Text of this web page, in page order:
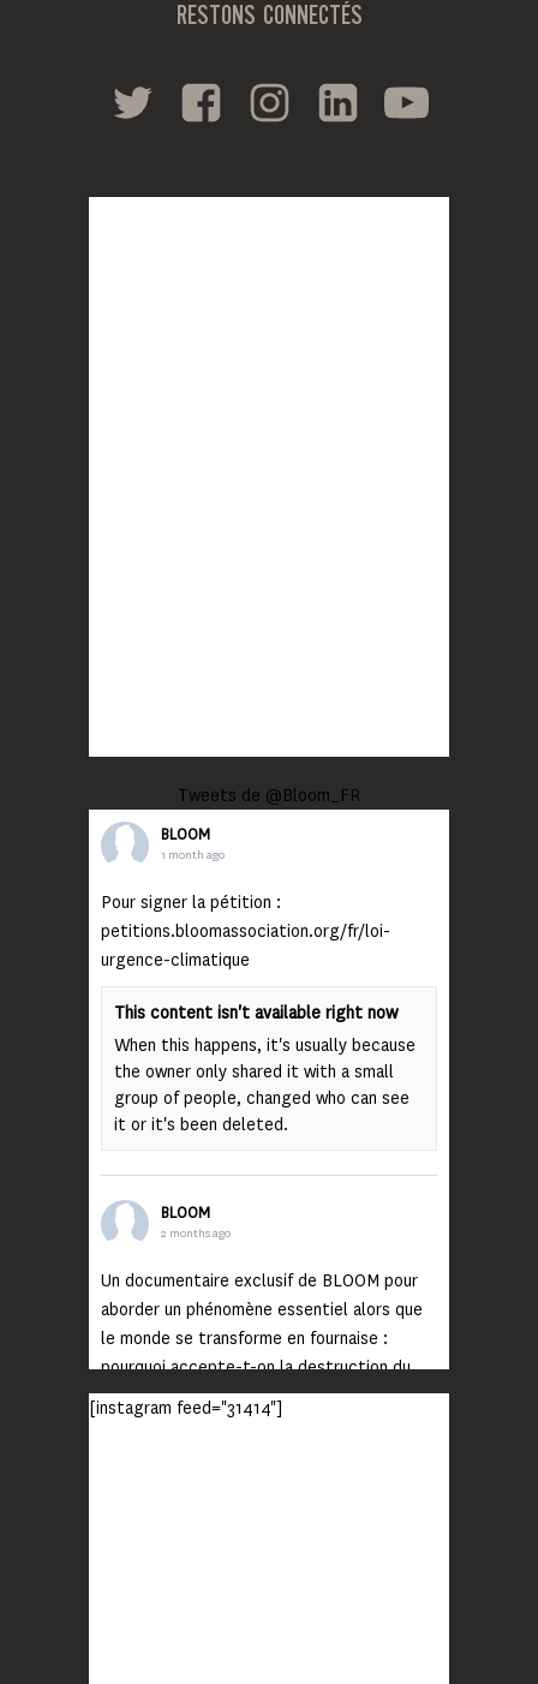
RESTONS CONNECTÉS
Tweets de @Bloom_FR
BLOOM
1 month ago
Pour signer la pétition :
petitions.bloomassociation.org/fr/loi-
urgence-climatique
This content isn't available right now
When this happens, it's usually because
the owner only shared it with a small
group of people, changed who can see
it or it's been deleted.
BLOOM
2 months ago
Un documentaire exclusif de BLOOM pour
aborder un phénomène essentiel alors que
le monde se transforme en fournaise :
pourquoi accepte-t-on la destruction du
monde ?
[instagram feed="31414"]